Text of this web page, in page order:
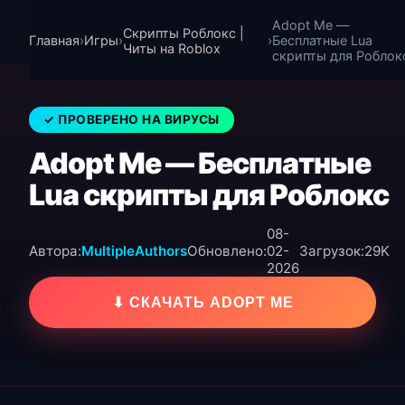
Главная›Игры›Скрипты Роблокс |
Читы на Roblox
›
Adopt Me —
Бесплатные Lua
скрипты для
✓ ПРОВЕРЕНО НА ВИРУСЫ
Adopt Me — Бесплатные
Lua скрипты для Роблокс
Автора:MultipleAuthorsОбновлено:
08-
02-
2026
Загрузок:29K
⬇ СКАЧАТЬ ADOPT ME